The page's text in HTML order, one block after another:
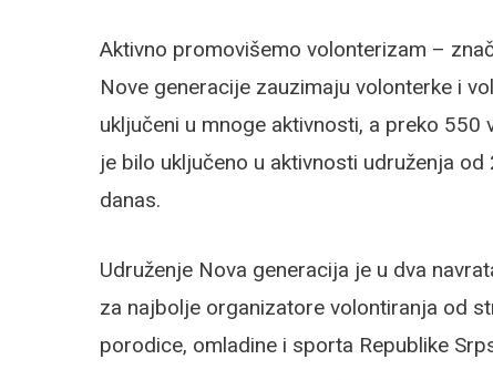
Aktivno promovišemo volonterizam –
Nove generacije zauzimaju volonterke i
uključeni u mnoge aktivnosti, a preko 550
je bilo uključeno u aktivnosti udruženja
danas.
Udruženje Nova generacija je u dva
za najbolje organizatore volontiranja od
porodice, omladine i sporta Republike